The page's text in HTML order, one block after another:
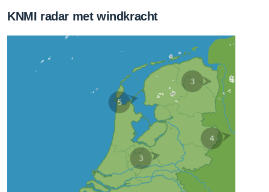
KNMI radar met windkracht